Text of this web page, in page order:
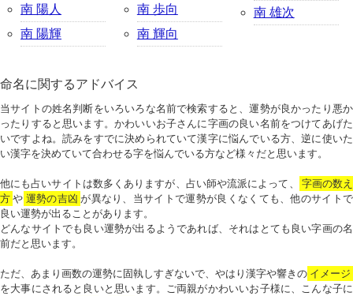
南 陽人
南 陽輝
南 歩向
南 輝向
南 雄次
命名に関するアドバイス
当サイトの姓名判断をいろいろな名前で検索すると、運勢が良かったり悪か
ったりすると思います。かわいいお子さんに字画の良い名前をつけてあげた
いですよね。読みをすでに決められていて漢字に悩んでいる方、逆に使いた
い漢字を決めていて合わせる字を悩んでいる方など様々だと思います。
他にも占いサイトは数多くありますが、占い師や流派によって、
字画の数え
方 や 運勢の吉凶 が異なり、当サイトで運勢が良くなくても、他のサイトで
良い運勢が出ることがあります。
どんなサイトでも良い運勢が出るようであれば、それはとても良い字画の名
前だと思います。
ただ、あまり画数の運勢に固執しすぎないで、やはり漢字や響きの イメージ
を大事にされると良いと思います。ご両親がかわいいお子様に、こんな子に